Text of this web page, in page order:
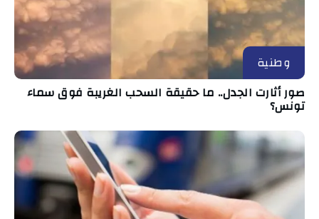
وطنية
صور أثارت الجدل.. ما حقيقة السحب الغريبة فوق سماء
تونس؟